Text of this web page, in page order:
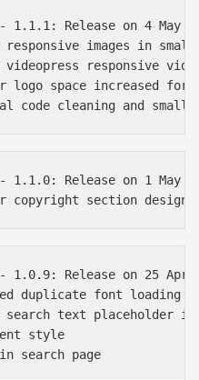
1.1.1: Release on 4 May
images in small
responsive
logo space increased for
1.1.0: Release on 1 May
1.0.9: Release on 25
duplicate font loading
text placeholder
style